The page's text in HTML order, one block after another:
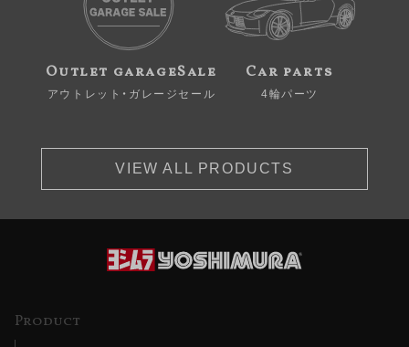
Outlet garageSale
アウトレット・ガレージセール
Car parts
4輪パーツ
VIEW ALL PRODUCTS
Product